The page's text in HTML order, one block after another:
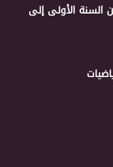
السنة الأولى إلى